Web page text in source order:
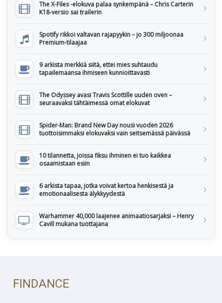
The X-Files -elokuva palaa synkempänä – Chris Carterin
K18-versio sai trailerin
Spotify rikkoi valtavan rajapyykin – jo 300 miljoonaa
Premium-tilaajaa
9 arkista merkkiä siitä, ettei mies suhtaudu
tapailemaansa ihmiseen kunnioittavasti
The Odyssey avasi Travis Scottille uuden oven –
seuraavaksi tähtäimessä omat elokuvat
Spider-Man: Brand New Day nousi vuoden 2026
tuottoisimmaksi elokuvaksi vain seitsemässä päivässä
10 tilannetta, joissa fiksu ihminen ei tuo kaikkea
osaamistaan esiin
6 arkista tapaa, jotka voivat kertoa henkisestä ja
emotionaalisesta älykkyydestä
Warhammer 40,000 laajenee animaatiosarjaksi – Henry
Cavill mukana tuottajana
FINDANCE